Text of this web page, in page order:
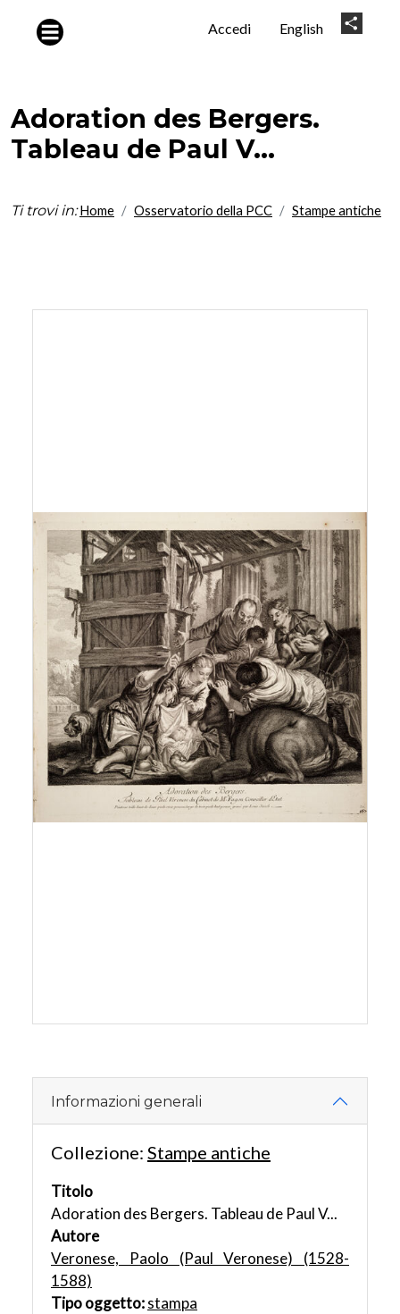
User
Accedi English
Adoration des Bergers.
Tableau de Paul V...
Ti trovi in: Home Osservatorio della PCC Stampe antiche
Informazioni generali
Collezione: Stampe antiche
Titolo
Adoration des Bergers. Tableau de Paul V...
Autore
Veronese, Paolo (Paul Veronese) (1528-
1588)
Tipo oggetto:stampa